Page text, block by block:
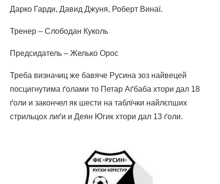
Дарко Гарди, Давид Джуня, Роберт Винаї.
Тренер – Слободан Куколь
Предсидатель – Желько Орос
Треба визначиц же бавяче Русина зоз найвецей
посцигнутима ґолами то Петар Аґбаба хтори дал 18
ґоли и закончел як шести на таблїчки найлєпших
стрильцох лиґи и Деян Югик хтори дал 13 ґоли.